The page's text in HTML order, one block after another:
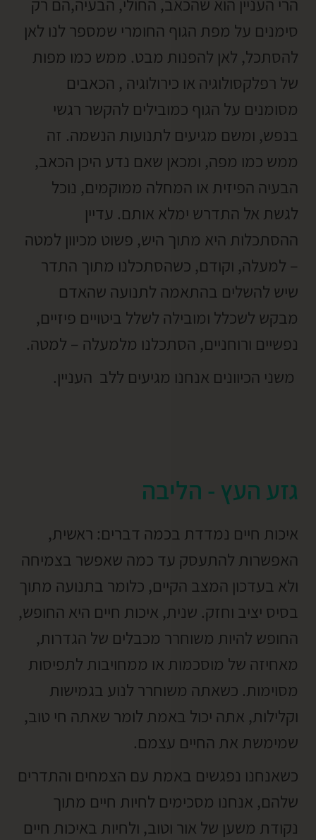
הרי העניין הוא שהכאב, החולי, הבעיה,הם רק
סימנים על מפת הגוף החומרי שמספר לנו לאן
להסתכל, לאן להפנות מבט. ממש כמו מפות
של רפלקסולוגיה או כירולוגיה , הכאבים
מסומנים על הגוף כמובילים להקשר רגשי
בנפש, ומשם מגיעים לתנועות הנשמה. זה
ממש כמו מפה, ומכאן שאם נדע היכן הכאב,
הבעיה הפיזית או המחלה ממוקמים, נוכל
לגשת אל התדרש ימלא אותם. עדיין
ההסתכלות היא מתוך היש, פשוט מכיוון למטה
– למעלה, וקודם, כשהסתכלנו מתוך התדר
שיש להשלים בהתאמה לתנועה שהאדם
מבקש לשכלל ומובילה לשלל ביטויים פיזיים,
נפשיים ורוחניים, הסתכלנו מלמעלה – למטה.
משני הכיוונים אנחנו מגיעים ללב העניין.
גזע העץ - הליבה
איכות חיים נמדדת בכמה דברים: ראשית,
האפשרות להתעסק עד כמה שאפשר בצמיחה
ולא בעדכון המצב הקיים, כלומר בתנועה מתוך
בסיס יציב וחזק. שנית, איכות חיים היא החופש,
החופש להיות משוחרר מכבלים של הגדרות,
מאחיזה של מוסכמות או ממחויבות לתפיסות
מסוימות. כשאתה משוחרר לנוע בגמישות
וקלילות, אתה יכול באמת לומר שאתה חי טוב,
שמימשת את החיים עצמם.
כשאנחנו נפגשים באמת עם הצמחים והתדרים
שלהם, אנחנו מסכימים לחיות חיים מתוך
נקודת משען של אור וטוב, ולחיות באיכות חיים